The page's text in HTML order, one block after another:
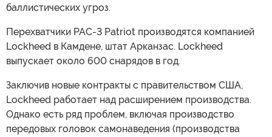
баллистических угроз.
Перехватчики PAC-3 Patriot производятся компанией
Lockheed в Камдене, штат Арканзас. Lockheed
выпускает около 600 снарядов в год.
Заключив новые контракты с правительством США,
Lockheed работает над расширением производства.
Однако есть ряд проблем, включая производство
передовых головок самонаведения (производства